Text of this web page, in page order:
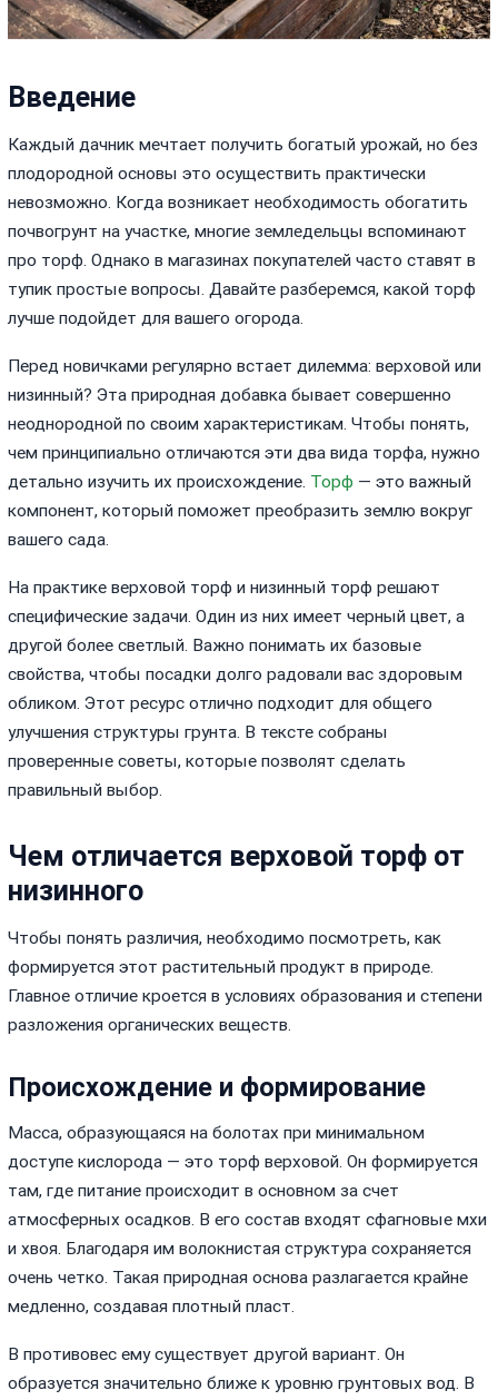
Введение
Каждый дачник мечтает получить богатый урожай, но без
плодородной основы это осуществить практически
невозможно. Когда возникает необходимость обогатить
почвогрунт на участке, многие земледельцы вспоминают
про торф. Однако в магазинах покупателей часто ставят в
тупик простые вопросы. Давайте разберемся, какой торф
лучше подойдет для вашего огорода.
Перед новичками регулярно встает дилемма: верховой или
низинный? Эта природная добавка бывает совершенно
неоднородной по своим характеристикам. Чтобы понять,
чем принципиально отличаются эти два вида торфа, нужно
детально изучить их происхождение. Торф — это важный
компонент, который поможет преобразить землю вокруг
вашего сада.
На практике верховой торф и низинный торф решают
специфические задачи. Один из них имеет черный цвет, а
другой более светлый. Важно понимать их базовые
свойства, чтобы посадки долго радовали вас здоровым
обликом. Этот ресурс отлично подходит для общего
улучшения структуры грунта. В тексте собраны
проверенные советы, которые позволят сделать
правильный выбор.
Чем отличается верховой торф от
низинного
Чтобы понять различия, необходимо посмотреть, как
формируется этот растительный продукт в природе.
Главное отличие кроется в условиях образования и степени
разложения органических веществ.
Происхождение и формирование
Масса, образующаяся на болотах при минимальном
доступе кислорода — это торф верховой. Он формируется
там, где питание происходит в основном за счет
атмосферных осадков. В его состав входят сфагновые мхи
и хвоя. Благодаря им волокнистая структура сохраняется
очень четко. Такая природная основа разлагается крайне
медленно, создавая плотный пласт.
В противовес ему существует другой вариант. Он
образуется значительно ближе к уровню грунтовых вод. В